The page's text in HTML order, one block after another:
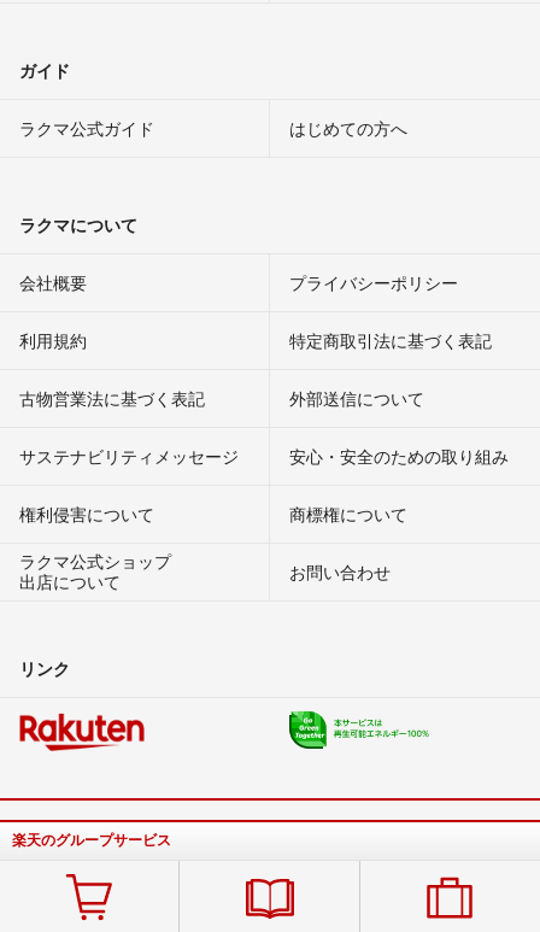
ガイド
ラクマ公式ガイド はじめての方へ
ラクマについて
会社概要 プライバシーポリシー
利用規約 特定商取引法に基づく表記
古物営業法に基づく表記 外部送信について
サステナビリティメッセージ 安心・安全のための取り組み
権利侵害について
商標権について
ラクマ公式ショップ
出店について
お問い合わせ
リンク
楽天のグループサービス